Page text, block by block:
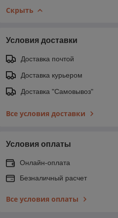
Скрыть
Условия доставки
Доставка почтой
Доставка курьером
Доставка "Самовывоз"
Все условия доставки
Условия оплаты
Онлайн-оплата
Безналичный расчет
Все условия оплаты